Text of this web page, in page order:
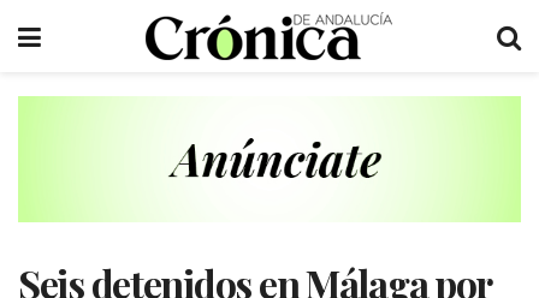
Seis detenidos en Málaga por